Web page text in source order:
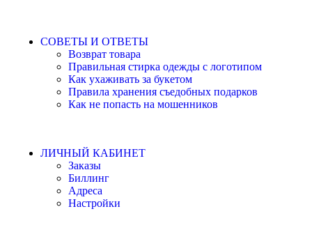
СОВЕТЫ И ОТВЕТЫ
Возврат товара
Правильная стирка одежды с логотипом
Как ухаживать за букетом
Правила хранения съедобных подарков
Как не попасть на мошенников
ЛИЧНЫЙ КАБИНЕТ
Заказы
Биллинг
Адреса
Настройки